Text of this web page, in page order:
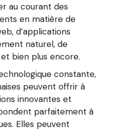
au courant des
en matière de
d’applications
naturel, de
bien plus encore.
constante,
peuvent offrir à
innovantes et
parfaitement à
Elles peuvent